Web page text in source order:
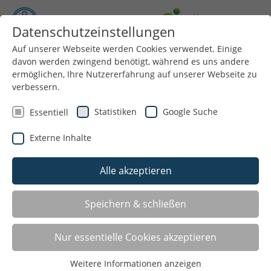
Menü
Vorlesen
Informationen
Readspeaker
Sportabzeichen
Der Fitnessorden für Jung und Alt und Groß und
Deutsche Sportabzeichenist eine
Datenschutzeinstellungen
Auf unserer Webseite werden Cookies verwendet. Einige
davon werden zwingend benötigt, während es uns andere
ermöglichen, Ihre Nutzererfahrung auf unserer Webseite zu
verbessern.
Essentiell Statistiken Google Suche
Externe Inhalte
Alle akzeptieren
Speichern & schließen
Nur essentielle Cookies akzeptieren
Weitere Informationen anzeigen